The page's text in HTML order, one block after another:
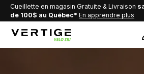
Cueillette en magasin Gratuite & Livraison
de 100$ au Québec* En apprendre plus